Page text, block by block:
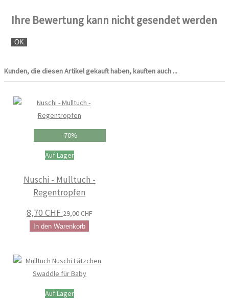
Ihre Bewertung kann nicht gesendet werden
OK
Kunden, die diesen Artikel gekauft haben, kauften auch ...
-70%
Auf Lager
Nuschi - Mulltuch -
Regentropfen
8,70 CHF 29,00 CHF
In den Warenkorb
Auf Lager